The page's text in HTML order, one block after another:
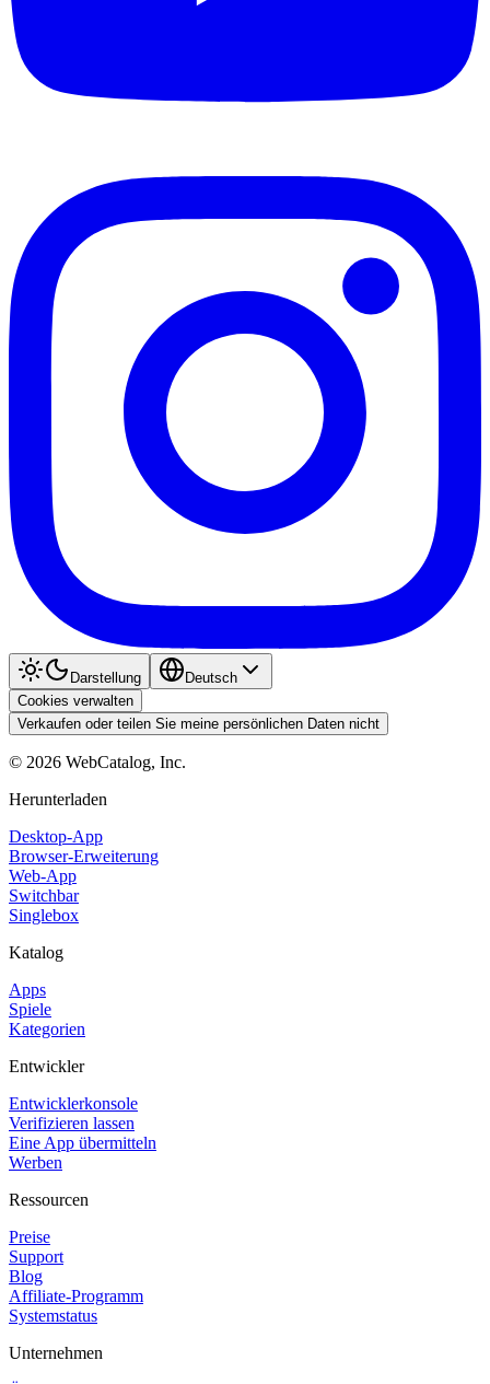
Darstellung
Deutsch
Cookies verwalten
Verkaufen oder teilen Sie meine persönlichen Daten nicht
© 2026 WebCatalog, Inc.
Herunterladen
Desktop-App
Browser-Erweiterung
Web-App
Switchbar
Singlebox
Katalog
Apps
Spiele
Kategorien
Entwickler
Entwicklerkonsole
Verifizieren lassen
Eine App übermitteln
Werben
Ressourcen
Preise
Support
Blog
Affiliate-Programm
Systemstatus
Unternehmen